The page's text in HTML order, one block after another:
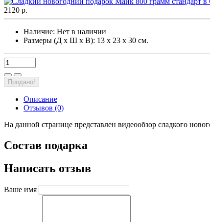
2120 р.
Наличие: Нет в наличии
Размеры (Д х Ш х В): 13 х 23 х 30 см.
Продано!
Описание
Отзывов (0)
На данной странице представлен видеообзор сладкого
Состав подарка
Написать отзыв
Ваше имя